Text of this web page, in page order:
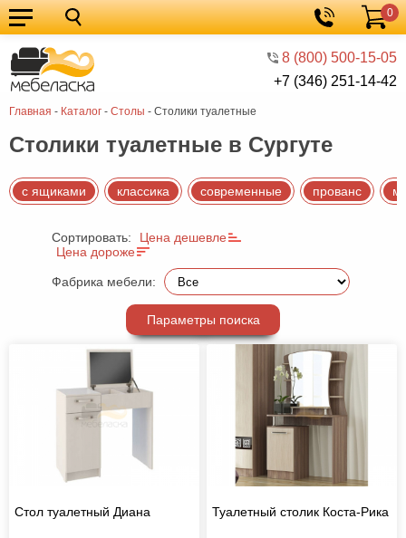
8 (800) 500-15-05
+7 (346) 251-14-42
Корзина
0
Главная - Каталог - Столы - Столики туалетные
Кухонные
гарнитуры
Мебель
для
кухни
Мебель
для
спальни
Кровати
Шкафы
Диваны
мебель
Детская
мебель
Мебель
компьютер
для
Мебель
Столики туалетные в Сургуте
с ящиками классика современные прованс
Сортировать:
Цена дешевле
Цена дороже
Фабрика мебели:
Параметры поиска
Стол туалетный Диана Туалетный столик Коста-Рика